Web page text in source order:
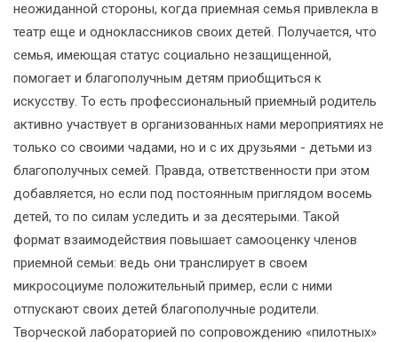
неожиданной стороны, когда приемная семья привлекла в
театр еще и одноклассников своих детей. Получается, что
семья, имеющая статус социально незащищенной,
помогает и благополучным детям приобщиться к
искусству. То есть профессиональный приемный родитель
активно участвует в организованных нами мероприятиях не
только со своими чадами, но и с их друзьями - детьми из
благополучных семей. Правда, ответственности при этом
добавляется, но если под постоянным приглядом восемь
детей, то по силам уследить и за десятерыми. Такой
формат взаимодействия повышает самооценку членов
приемной семьи: ведь они транслирует в своем
микросоциуме положительный пример, если с ними
отпускают своих детей благополучные родители.
Творческой лабораторией по сопровождению «пилотных»